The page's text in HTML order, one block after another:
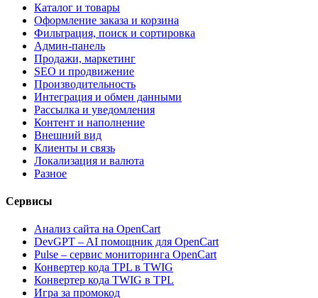
Каталог и товары
Оформление заказа и корзина
Фильтрация, поиск и сортировка
Админ-панель
Продажи, маркетинг
SEO и продвижение
Производительность
Интеграция и обмен данными
Рассылка и уведомления
Контент и наполнение
Внешний вид
Клиенты и связь
Локализация и валюта
Разное
Сервисы
Анализ сайта на OpenCart
DevGPT – AI помощник для OpenCart
Pulse – сервис мониторинга OpenCart
Конвертер кода TPL в TWIG
Конвертер кода TWIG в TPL
Игра за промокод